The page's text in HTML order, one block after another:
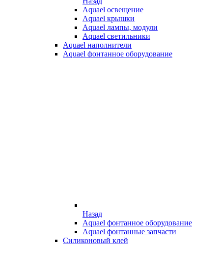
Aquael освещение
Aquael крышки
Aquael лампы, модули
Aquael светильники
Aquael наполнители
Aquael фонтанное оборудование
Назад
Aquael фонтанное оборудование
Aquael фонтанные запчасти
Силиконовый клей